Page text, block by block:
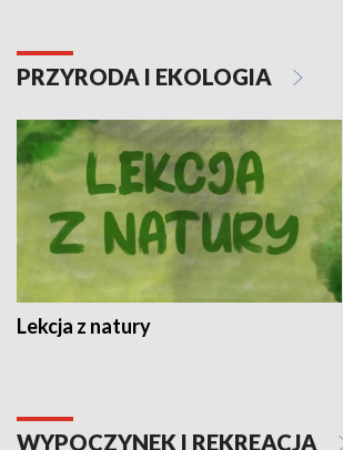
PRZYRODA I EKOLOGIA
Lekcja z natury
WYPOCZYNEK I REKREACJA